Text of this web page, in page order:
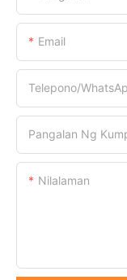
Email
Telepono/
Pangalan Ng
Nilalaman